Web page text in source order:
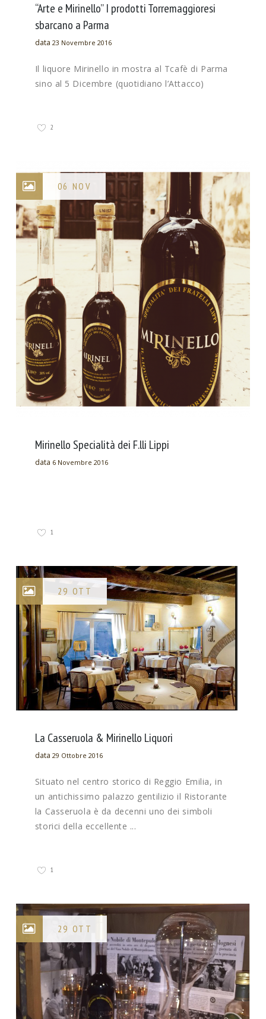
“Arte e Mirinello” I prodotti Torremaggioresi
sbarcano a Parma
data 23 Novembre 2016
Il liquore Mirinello in mostra al Tcafè di Parma
sino al 5 Dicembre (quotidiano l’Attacco)
2
06 NOV
Mirinello Specialità dei F.lli Lippi
data 6 Novembre 2016
1
29 OTT
La Casseruola & Mirinello Liquori
data 29 Ottobre 2016
Situato nel centro storico di Reggio Emilia, in
un antichissimo palazzo gentilizio il Ristorante
la Casseruola è da decenni uno dei simboli
storici della eccellente ...
1
29 OTT